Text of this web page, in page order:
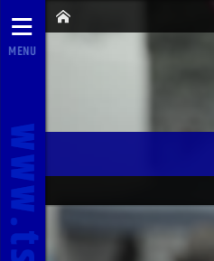
MENU